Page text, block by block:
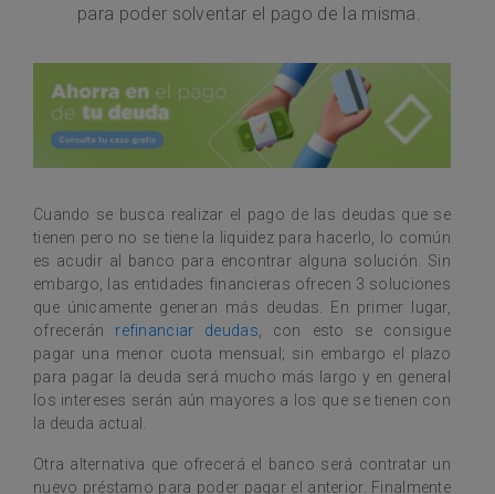
para poder solventar el pago de la misma.
Cuando se busca realizar el pago de las deudas que se
tienen pero no se tiene la liquidez para hacerlo, lo común
es acudir al banco para encontrar alguna solución. Sin
embargo, las entidades financieras ofrecen 3 soluciones
que únicamente generan más deudas. En primer lugar,
ofrecerán refinanciar deudas , con esto se consigue
pagar una menor cuota mensual; sin embargo el plazo
para pagar la deuda será mucho más largo y en general
los intereses serán aún mayores a los que se tienen con
la deuda actual.
Otra alternativa que ofrecerá el banco será contratar un
nuevo préstamo para poder pagar el anterior. Finalmente